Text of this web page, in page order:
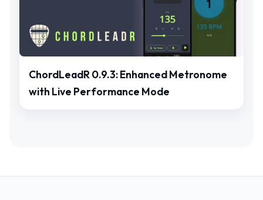
ChordLeadR 0.9.3: Enhanced Metronome
with Live Performance Mode